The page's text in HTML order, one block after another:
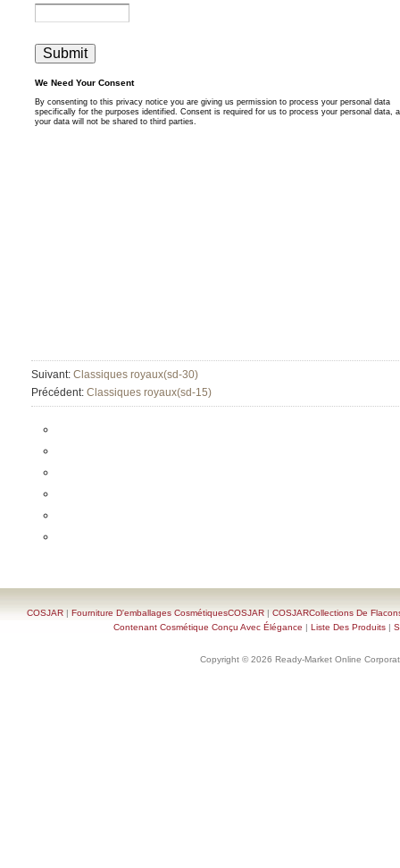
Suivant: Classiques royaux(sd-30)
Précédent: Classiques royaux(sd-15)
COSJAR | Fourniture D'emballages CosmétiquesCOSJAR | COSJARCollections De
Contenant Cosmétique Conçu Avec Élégance | Liste Des Produits |
Copyright © 2026 Ready-Market Online